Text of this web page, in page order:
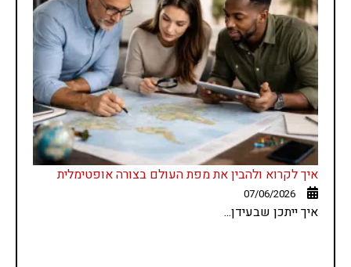
איך לקרוא ולהבין את מפת העולם בצורה אופטימלית
07/06/2026
איך ייתכן שבעידן...